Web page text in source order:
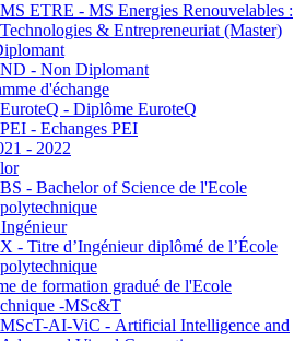
MS ETRE - MS Energies Renouvelables :
Technologies & Entrepreneuriat (Master)
ND - Non Diplomant
d'échange
EuroteQ - Diplôme EuroteQ
PEI - Echanges PEI
- 2022
BS - Bachelor of Science de l'Ecole
polytechnique
X - Titre d’Ingénieur diplômé de l’École
polytechnique
de formation gradué de l'Ecole
-MSc&T
MScT-AI-ViC - Artificial Intelligence and